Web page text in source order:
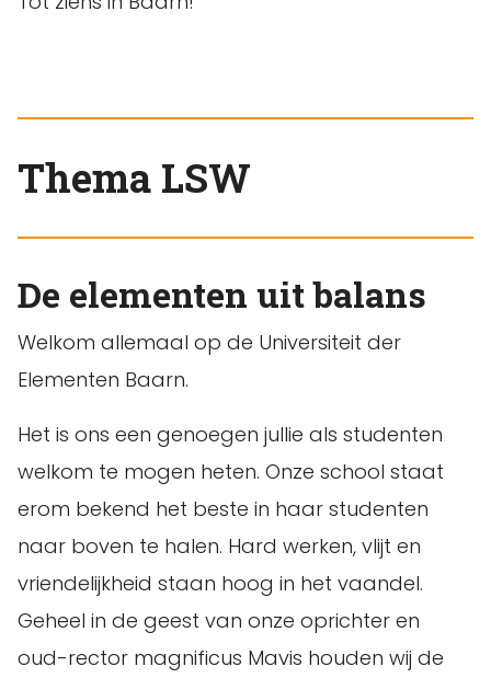
Thema LSW
De elementen uit balans
Welkom allemaal op de Universiteit der
Elementen Baarn.
Het is ons een genoegen jullie als studenten
welkom te mogen heten. Onze school staat
erom bekend het beste in haar studenten
naar boven te halen. Hard werken, vlijt en
vriendelijkheid staan hoog in het vaandel.
Geheel in de geest van onze oprichter en
oud-rector magnificus Mavis houden wij de